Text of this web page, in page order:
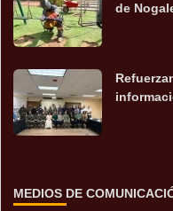
de
MEDIOS DE